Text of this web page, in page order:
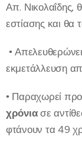
Απ. Νικολαΐδης,
εστίασης και
•
εκμετάλλευση
• Παραχωρεί
χρόνιασε
φτάνουν τα 49